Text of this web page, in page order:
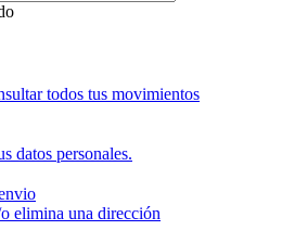
todos tus movimientos
datos personales.
elimina una dirección